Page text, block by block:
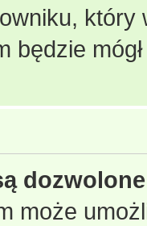
który
będzie
może